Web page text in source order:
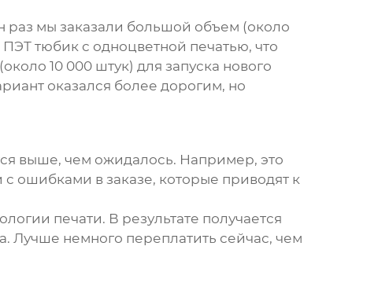
раз мы заказали большой объем (около
тюбик с одноцветной печатью, что
10 000 штук) для запуска нового
оказался более дорогим, но
выше, чем ожидалось. Например, это
ошибками в заказе, которые приводят к
печати. В результате получается
Лучше немного переплатить сейчас, чем